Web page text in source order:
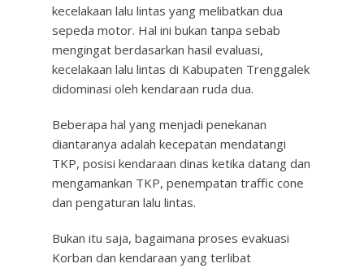
kecelakaan lalu lintas yang melibatkan dua
sepeda motor. Hal ini bukan tanpa sebab
mengingat berdasarkan hasil evaluasi,
kecelakaan lalu lintas di Kabupaten Trenggalek
didominasi oleh kendaraan ruda dua.
Beberapa hal yang menjadi penekanan
diantaranya adalah kecepatan mendatangi
TKP, posisi kendaraan dinas ketika datang dan
mengamankan TKP, penempatan traffic cone
dan pengaturan lalu lintas.
Bukan itu saja, bagaimana proses evakuasi
Korban dan kendaraan yang terlibat